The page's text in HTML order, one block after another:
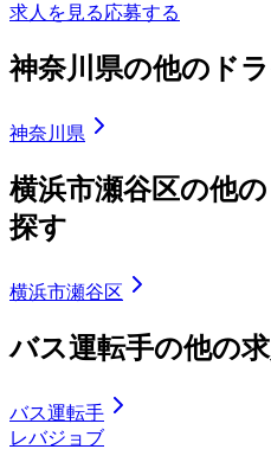
求人を見る応募する
神奈川県の他のド
神奈川県
横浜市瀬谷区の他
探す
横浜市瀬谷区
バス運転手の他の
バス運転手
レバジョブ